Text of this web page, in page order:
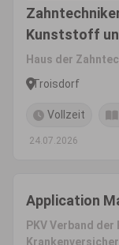
Kunststoff
Haus der
Troisdorf
Vollzeit
24.07.2026
Application
PKV Verband der